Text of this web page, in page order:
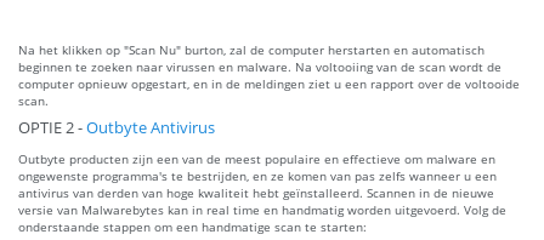
Na het klikken op "Scan Nu" burton, zal de computer herstarten en automatisch
beginnen te zoeken naar virussen en malware. Na voltooiing van de scan wordt de
computer opnieuw opgestart, en in de meldingen ziet u een rapport over de voltooide
scan.
OPTIE 2 -Outbyte Antivirus
Outbyte producten zijn een van de meest populaire en effectieve om malware en
ongewenste programma's te bestrijden, en ze komen van pas zelfs wanneer u een
antivirus van derden van hoge kwaliteit hebt geïnstalleerd. Scannen in de nieuwe
versie van Malwarebytes kan in real time en handmatig worden uitgevoerd. Volg de
onderstaande stappen om een handmatige scan te starten: